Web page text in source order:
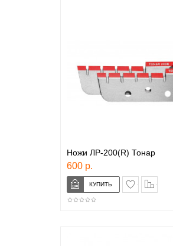
Ножи ЛР-200(R) Тонар
600 р.
в закладки